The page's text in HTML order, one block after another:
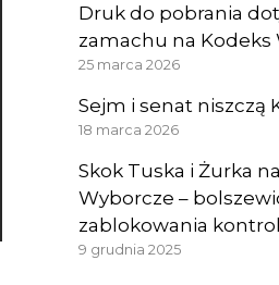
Druk do pobrania
zamachu na Kodeks
25 marca 2026
Sejm i senat niszczą
18 marca 2026
Skok Tuska i Żurka
Wyborcze –
zablokowania
9 grudnia 2025